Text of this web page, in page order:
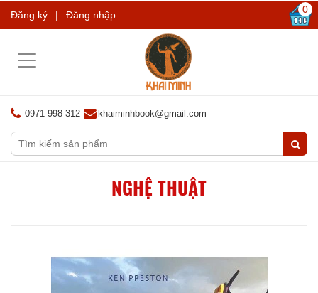
Đăng ký | Đăng nhập 0
Toggle
0971 998 312 khaiminhbook@gmail.com
NGHỆ THUẬT